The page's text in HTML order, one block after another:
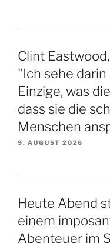
Clint
"Ich sehe
Einzige, was
dass sie die
Menschen
9. AUGUST 2026
Heute Abend
einem
Abenteuer im